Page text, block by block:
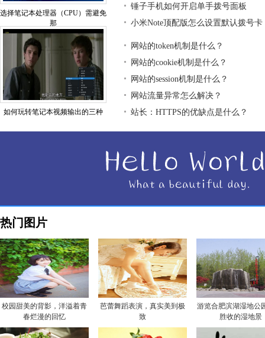
选择笔记本处理器（CPU）需避免
那
如何玩转笔记本视频输出的三种
锤子手机如何开启单手拨号面板
小米Note顶配版怎么设置默认拨号卡
网站的token机制是什么？
网站的cookie机制是什么？
网站的session机制是什么？
网站流量异常怎么解决？
站长：HTTPS的优缺点是什么？
热门图片
校园甜美的背影，洋溢着青
春烂漫的回忆
芭蕾舞蹈表演，真实美到极
致
游览合肥滨湖湿地公
胜收的湿地景